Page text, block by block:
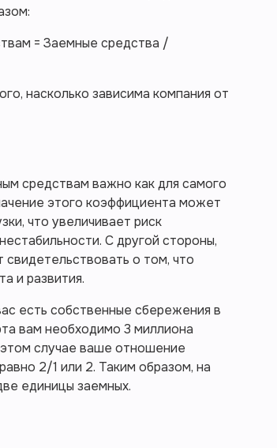
= Заемные средства /
насколько зависима компания от
средствам важно как для самого
этого коэффициента может
что увеличивает риск
С другой стороны,
о том, что
и развития.
есть собственные сбережения в
вам необходимо 3 миллиона
случае ваше отношение
2/1 или 2. Таким образом, на
единицы заемных.